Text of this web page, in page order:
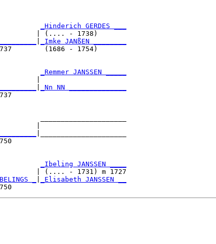
_Hinderich GERDES ___
| (.... - 1738)
_Imke JANßEN ________
(1686 - 1754)
_Remmer JANSSEN _____
_Nn NN ______________
- 1779) m 1737
(1723 - 1761) m 1750
_Ibeling JANSSEN ____
| (.... - 1731) m 1727
_
_Elisabeth JANSSEN __